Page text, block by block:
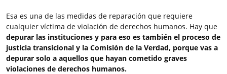
Esa es una de las medidas de reparación que requiere
cualquier víctima de violación de derechos humanos. Hay que
depurar las instituciones y para eso es también el proceso de
justicia transicional y la Comisión de la Verdad, porque vas a
depurar solo a aquellos que hayan cometido graves
violaciones de derechos humanos.